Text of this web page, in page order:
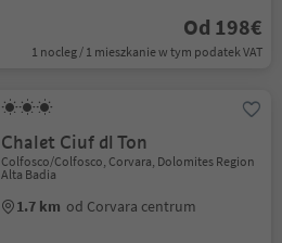
Od 198€
1 nocleg / 1 mieszkanie w tym podatek VAT
Chalet Ciuf dl Ton
Colfosco/Colfosco, Corvara, Dolomites Region
Alta Badia
1.7 km od Corvara centrum